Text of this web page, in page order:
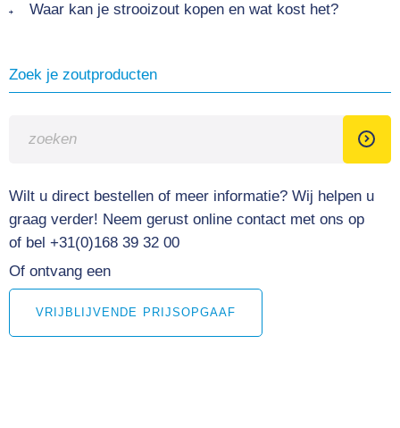
Waar kan je strooizout kopen en wat kost het?
Zoek je zoutproducten
Wilt u direct bestellen of meer informatie? Wij helpen u
graag verder! Neem gerust online contact met ons op
of bel +31(0)168 39 32 00
Of ontvang een
VRIJBLIJVENDE PRIJSOPGAAF